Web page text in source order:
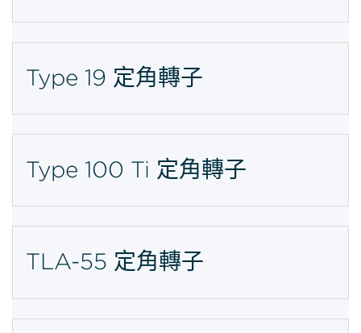
Type 19 定角轉子
Type 100 Ti 定角轉子
TLA-55 定角轉子